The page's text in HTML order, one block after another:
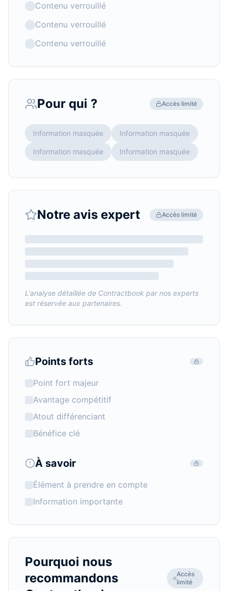
Contenu verrouillé
Contenu verrouillé
Contenu verrouillé
Pour qui ? Accès limité
Information masquée Information masquée
Information masquée Information masquée
Notre avis expert Accès limité
L'analyse détaillée de Contractbook par nos experts
est réservée aux partenaires.
Points forts
Point fort majeur
Avantage compétitif
Atout différenciant
Bénéfice clé
À savoir
Élément à prendre en compte
Information importante
Pourquoi nous
recommandons
Accès
limité